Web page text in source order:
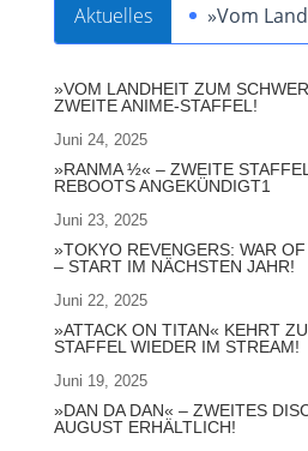
Aktuelles »Vom
»VOM LANDHEIT ZUM
ZWEITE ANIME-STAFFEL!
Juni 24, 2025
»RANMA ½« – ZWEITE
REBOOTS ANGEKÜNDIGT1
Juni 23, 2025
»TOKYO REVENGERS: WAR
– START IM NÄCHSTEN JAHR!
Juni 22, 2025
»ATTACK ON TITAN« KEHRT
STAFFEL WIEDER IM STREAM!
Juni 19, 2025
»DAN DA DAN« – ZWEITES
AUGUST ERHÄLTLICH!